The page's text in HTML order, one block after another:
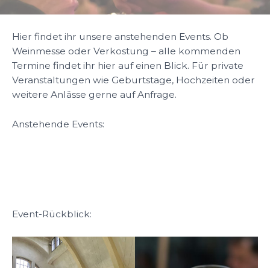
Hier findet ihr unsere anstehenden Events. Ob
Weinmesse oder Verkostung – alle kommenden
Termine findet ihr hier auf einen Blick. Für private
Veranstaltungen wie Geburtstage, Hochzeiten oder
weitere Anlässe gerne auf Anfrage.
Anstehende Events:
Event-Rückblick: